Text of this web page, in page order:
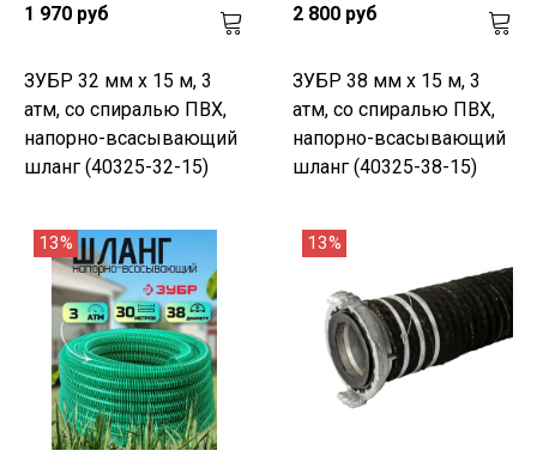
1 970 руб
ЗУБР 32 мм x 15 м, 3
атм, со спиралью ПВХ,
напорно-всасывающий
шланг (40325-32-15)
2 800 руб
ЗУБР 38 мм x 15 м, 3
атм, со спиралью ПВХ,
напорно-всасывающий
шланг (40325-38-15)
13% 13%